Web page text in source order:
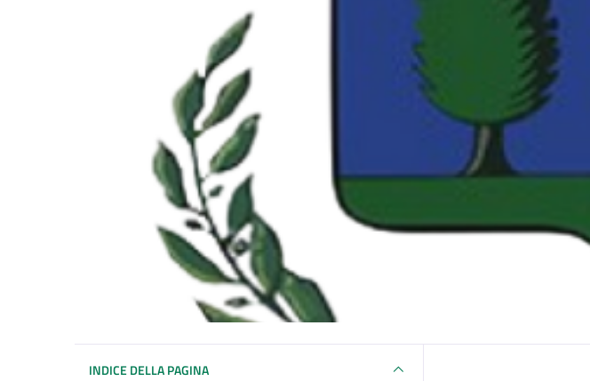
INDICE DELLA PAGINA